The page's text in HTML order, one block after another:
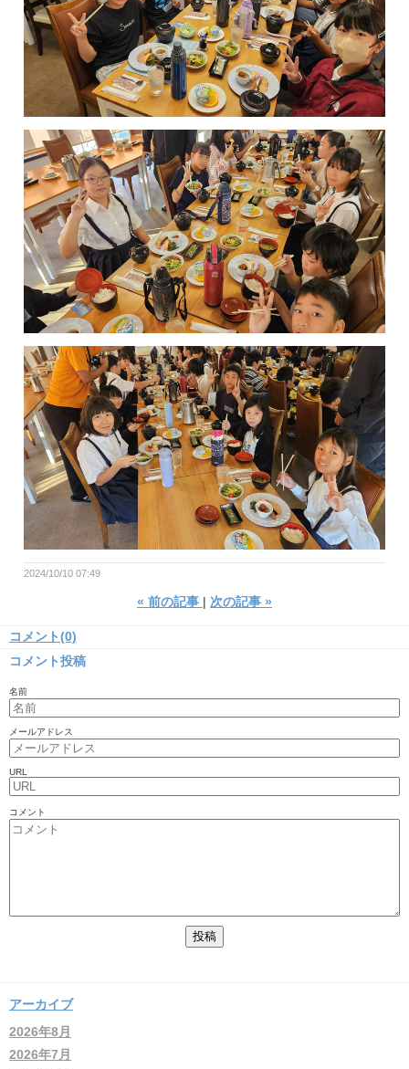
2024/10/10 07:49
« 前の記事 次の記事 »
コメント(0)
コメント投稿
名前
メールアドレス
URL
コメント
アーカイブ
2026年8月
2026年7月